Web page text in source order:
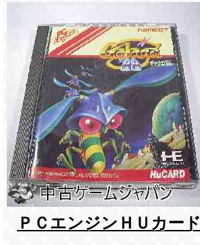
ＰＣエンジンＨＵカード